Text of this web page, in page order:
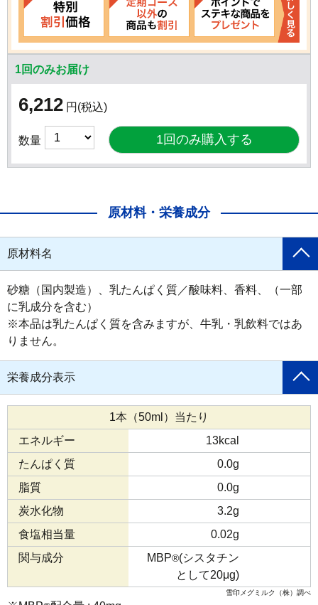
1回のみお届け
6,212 円 (税込)
数量
原材料・栄養成分
原材料名
砂糖（国内製造）、乳たんぱく質／酸味料、香料、（一部
に乳成分を含む）
※本品は乳たんぱく質を含みますが、牛乳・乳飲料ではあ
りません。
栄養成分表示
1本（50ml）当たり
エネルギー
13kcal
たんぱく質
0.0g
脂質
0.0g
炭水化物
3.2g
食塩相当量
0.02g
関与成分
MBP®(シスタチン
として20μg)
雪印メグミルク（株）調べ